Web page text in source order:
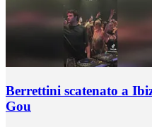
Berrettini scatenato a
Gou